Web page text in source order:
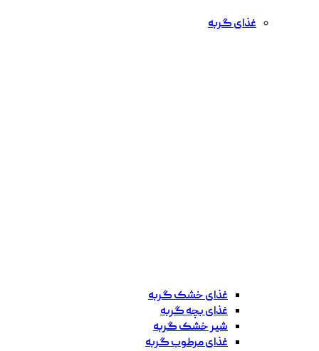
غذای گربه
غذای خشک گربه
غذای بچه گربه
شیر خشک گربه
غذای مرطوب گربه